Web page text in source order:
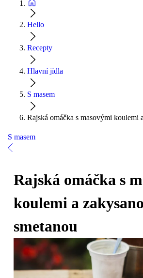
Hello
Recepty
Hlavní jídla
S masem
Rajská omáčka s masovými koulemi
S masem
Rajská omáčka s
koulemi a
smetanou